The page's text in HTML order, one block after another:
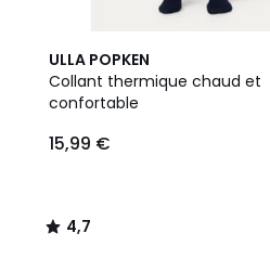
ULLA POPKEN
Collant thermique chaud et
confortable
15,99 €
4,7
/ 5
3
Couleurs
4,7
/